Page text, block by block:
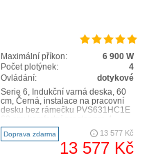
Maximální příkon:
6 900 W
Počet plotýnek:
4
Ovládání:
dotykové
Serie 6, Indukční varná deska, 60
cm, Černá, instalace na pracovní
desku bez rámečku PVS631HC1E
hrnce nebo pánve ..
Doprava zdarma 13 577 Kč
13 577 Kč